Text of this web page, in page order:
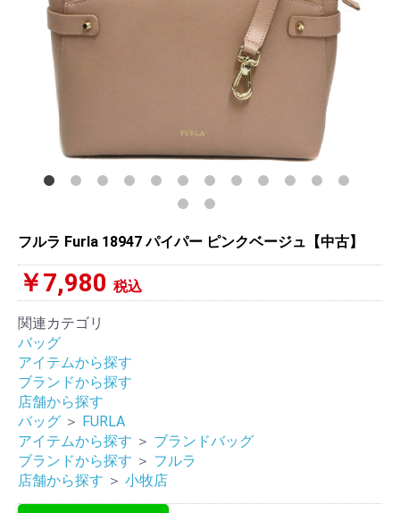
フルラ Furla 18947 パイパー ピンクベージュ【中古】
￥7,980 税込
関連カテゴリ
バッグ
アイテムから探す
ブランドから探す
店舗から探す
バッグ ＞ FURLA
アイテムから探す ＞ ブランドバッグ
ブランドから探す ＞ フルラ
店舗から探す ＞ 小牧店